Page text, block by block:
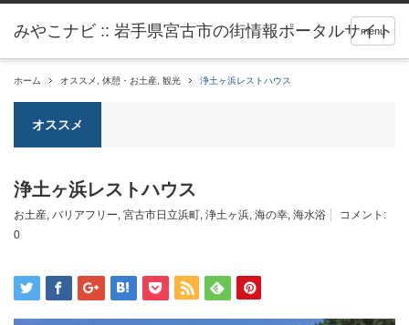
menu
ホーム オススメ 休憩・お土産 観光 浄土ヶ浜レストハウス
オススメ
浄土ヶ浜レストハウス
お土産, バリアフリー, 宮古市日立浜町, 浄土ヶ浜, 海の幸, 海水浴
コメント:
0